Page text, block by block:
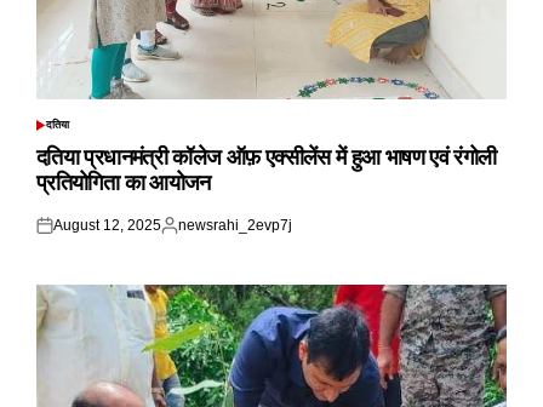
POSTED
दतिया
दतिया प्रधानमंत्री कॉलेज ऑफ़ एक्सीलेंस में हुआ भाषण एवं रंगोली
प्रतियोगिता का आयोजन
Posted
August 12, 2025
Posted
newsrahi_2evp7j